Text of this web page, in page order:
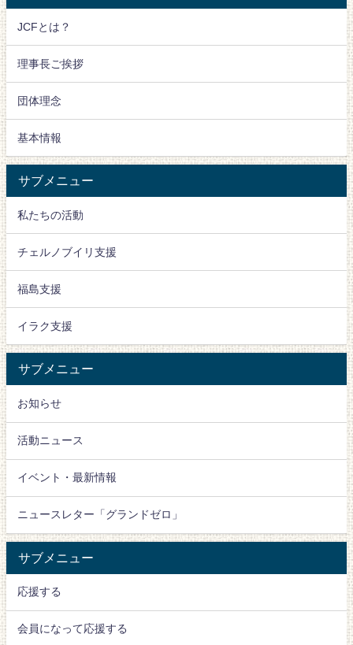
JCFとは？
理事長ご挨拶
団体理念
基本情報
サブメニュー
私たちの活動
チェルノブイリ支援
福島支援
イラク支援
サブメニュー
お知らせ
活動ニュース
イベント・最新情報
ニュースレター「グランドゼロ」
サブメニュー
応援する
会員になって応援する